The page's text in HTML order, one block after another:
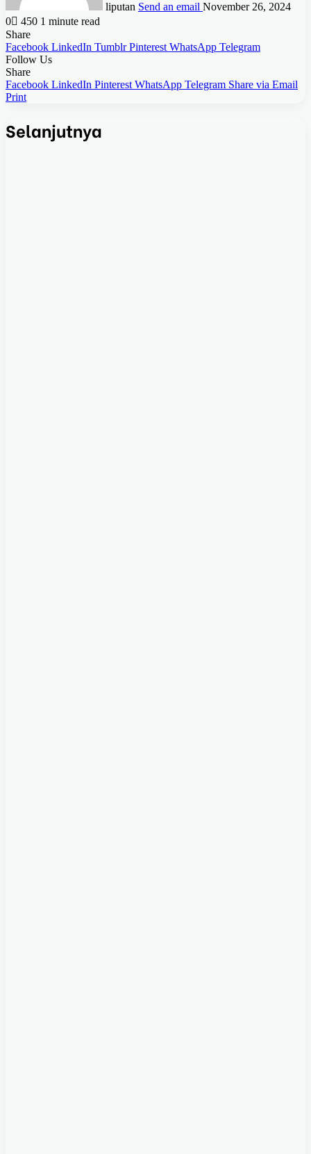
liputan Send an email November 26, 2024
0
450 1 minute read
Share
Facebook LinkedIn Tumblr Pinterest WhatsApp Telegram
Follow Us
Share
Facebook LinkedIn Pinterest WhatsApp Telegram Share via Email
Print
Selanjutnya